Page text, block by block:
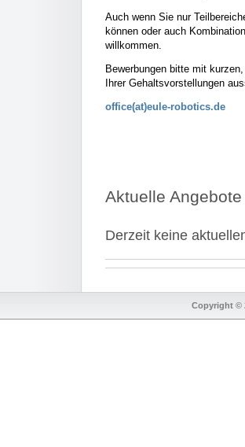
Auch wenn Sie nur
können oder auch
willkommen.
Bewerbungen bitte mit
Ihrer Gehaltsvorstellungen
office(at)eule-robotics.de
Aktuelle Angebote
Derzeit keine
Copyright ©